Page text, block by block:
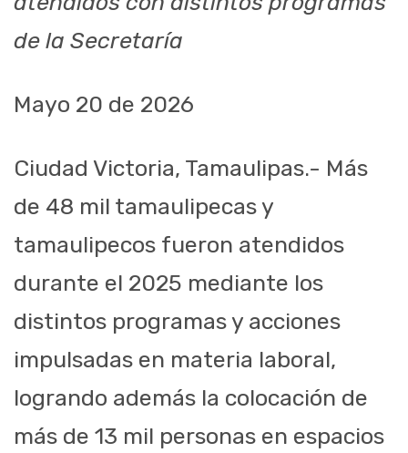
de la Secretaría
Mayo 20 de 2026
Ciudad Victoria, Tamaulipas.- Más
de 48 mil tamaulipecas y
tamaulipecos fueron atendidos
durante el 2025 mediante los
distintos programas y acciones
impulsadas en materia laboral,
logrando además la colocación de
más de 13 mil personas en espacios